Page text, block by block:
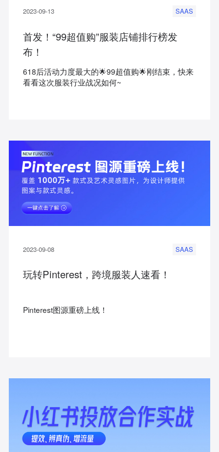
2023-09-13 SAAS
首发！“99超值购”服装店铺排行榜发
布！
618后活动力度最大的🌟99超值购🌟刚结束，快来
看看这次服装行业战况如何~
2023-09-08 SAAS
玩转Pinterest，跨境服装人速看！
Pinterest图源重磅上线！